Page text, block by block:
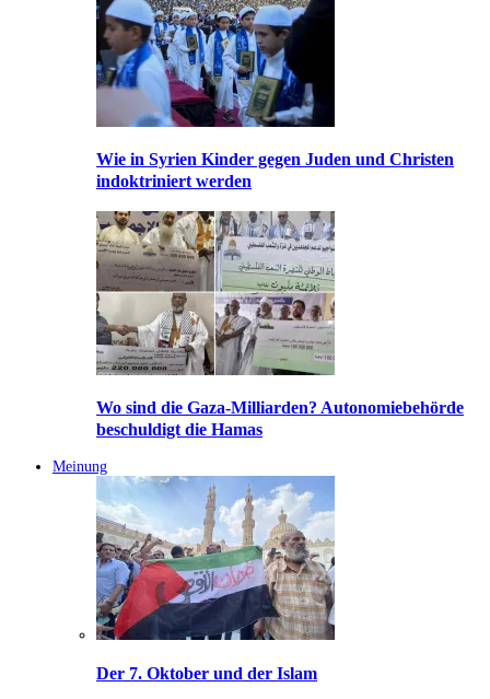
Wie in Syrien Kinder gegen Juden und Christen
indoktriniert werden
Wo sind die Gaza-Milliarden? Autonomiebehörde
beschuldigt die Hamas
Meinung
Der 7. Oktober und der Islam